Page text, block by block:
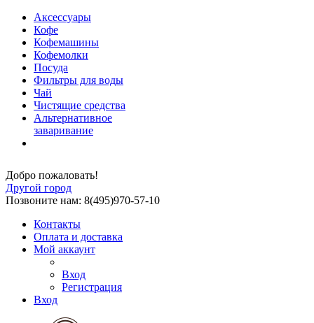
Аксессуары
Кофе
Кофемашины
Кофемолки
Посуда
Фильтры для воды
Чай
Чистящие средства
Альтернативное
заваривание
Добро пожаловать!
Другой город
Позвоните нам: 8(495)970-57-10
Контакты
Оплата и доставка
Мой аккаунт
Вход
Регистрация
Вход